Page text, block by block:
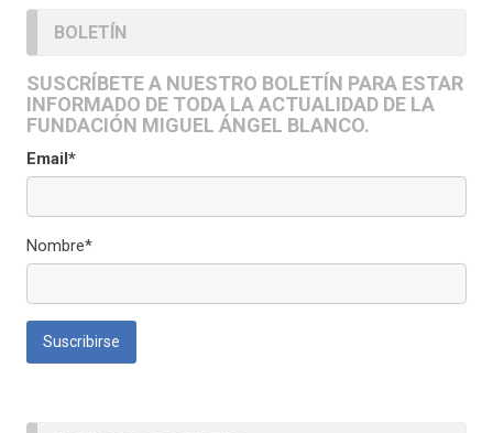
BOLETÍN
SUSCRÍBETE A NUESTRO BOLETÍN PARA ESTAR
INFORMADO DE TODA LA ACTUALIDAD DE LA
FUNDACIÓN MIGUEL ÁNGEL BLANCO.
Email*
Nombre*